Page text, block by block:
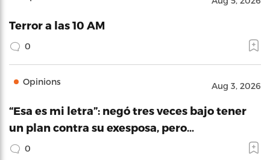
Terror a las 10 AM
0
Opinions Aug 3, 2026
“Esa es mi letra”: negó tres veces bajo tener
un plan contra su exesposa, pero…
0